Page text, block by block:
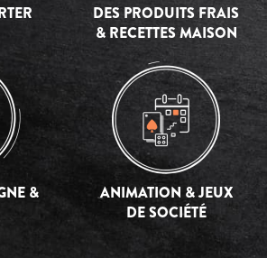
DES PRODUITS FRAIS
& RECETTES MAISON
&
ANIMATION & JEUX
DE SOCIÉTÉ